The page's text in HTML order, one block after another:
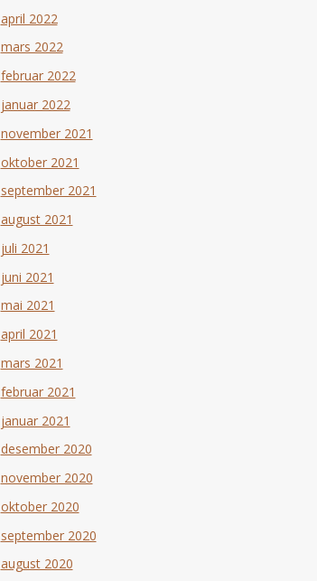
april 2022
mars 2022
februar 2022
januar 2022
november 2021
oktober 2021
september 2021
august 2021
juli 2021
juni 2021
mai 2021
april 2021
mars 2021
februar 2021
januar 2021
desember 2020
november 2020
oktober 2020
september 2020
august 2020